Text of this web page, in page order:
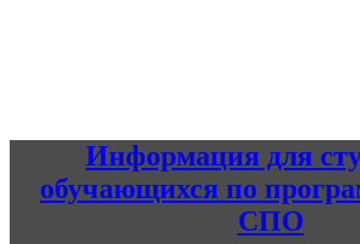
Информация для
обучающихся по
СПО